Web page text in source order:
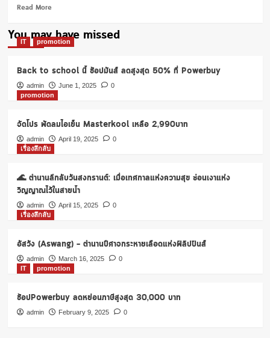
Read MoreRead
about
ออมสิน
หนี้
ออมสิน
You may have missed
IT promotion
Back to school นี้ ช้อปมันส์ ลดสูงสุด 50% ที่ Powerbuy
admin June 1, 2025
0
promotion
จัดโปร พัดลมไอเย็น Masterkool เหลือ 2,990บาท
admin April 19, 2025
0
เรื่องลึกลับ
🌊 ตำนานลึกลับวันสงกรานต์: เมื่อเทศกาลแห่งความสุข ซ่อนเงาแห่ง
วิญญาณไว้ในสายน้ำ
admin April 15, 2025
0
เรื่องลึกลับ
อัสวัง (Aswang) – ตำนานปีศาจกระหายเลือดแห่งฟิลิปปินส์
admin March 16, 2025
0
IT
promotion
ช้อปPowerbuy ลดหย่อนภาษีสูงสุด 30,000 บาท
admin February 9, 2025 0